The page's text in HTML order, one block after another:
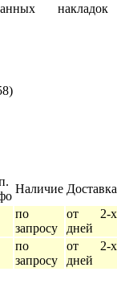
накладок
Наличие Доставка
по
запросу
от 2-х
дней
по
запросу
от 2-х
дней